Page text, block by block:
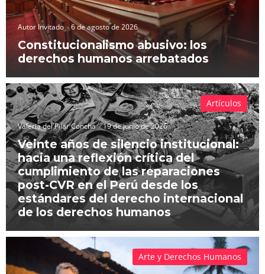
Autor Invitado 6 de agosto de 2026
Constitucionalismo abusivo: los
derechos humanos arrebatados
Valeria del Pilar Concha 19 de junio de 2026
Veinte años de silencio institucional:
hacia una reflexión crítica del
cumplimiento de las reparaciones
post-CVR en el Perú desde los
estándares del derecho internacional
de los derechos humanos
Artículos
Arte y Derechos Humanos